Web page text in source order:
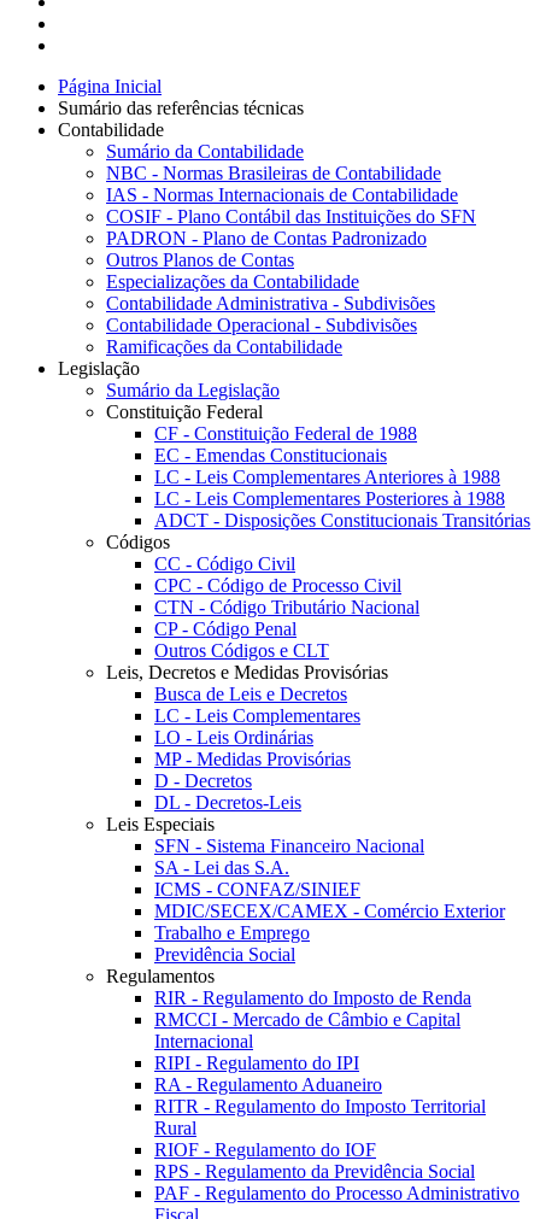
Página Inicial
Sumário das referências técnicas
Contabilidade
Sumário da Contabilidade
NBC - Normas Brasileiras de Contabilidade
IAS - Normas Internacionais de Contabilidade
COSIF - Plano Contábil das Instituições do SFN
PADRON - Plano de Contas Padronizado
Outros Planos de Contas
Especializações da Contabilidade
Contabilidade Administrativa - Subdivisões
Contabilidade Operacional - Subdivisões
Ramificações da Contabilidade
Legislação
Sumário da Legislação
Constituição Federal
CF - Constituição Federal de 1988
EC - Emendas Constitucionais
LC - Leis Complementares Anteriores à 1988
LC - Leis Complementares Posteriores à 1988
ADCT - Disposições Constitucionais Transitórias
Códigos
CC - Código Civil
CPC - Código de Processo Civil
CTN - Código Tributário Nacional
CP - Código Penal
Outros Códigos e CLT
Leis, Decretos e Medidas Provisórias
Busca de Leis e Decretos
LC - Leis Complementares
LO - Leis Ordinárias
MP - Medidas Provisórias
D - Decretos
DL - Decretos-Leis
Leis Especiais
SFN - Sistema Financeiro Nacional
SA - Lei das S.A.
ICMS - CONFAZ/SINIEF
MDIC/SECEX/CAMEX - Comércio Exterior
Trabalho e Emprego
Previdência Social
Regulamentos
RIR - Regulamento do Imposto de Renda
RMCCI - Mercado de Câmbio e Capital
Internacional
RIPI - Regulamento do IPI
RA - Regulamento Aduaneiro
RITR - Regulamento do Imposto Territorial
Rural
RIOF - Regulamento do IOF
RPS - Regulamento da Previdência Social
PAF - Regulamento do Processo Administrativo